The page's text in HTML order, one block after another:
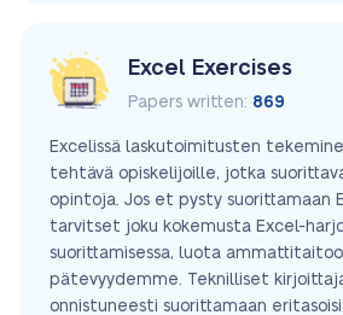
Excel Exercises
Papers written: 869
Excelissä laskutoimitusten
tehtävä opiskelijoille, jotka
opintoja. Jos et pysty suorittamaan
tarvitset joku kokemusta Excel-
suorittamisessa, luota
pätevyydemme. Teknilliset
onnistuneesti suorittamaan